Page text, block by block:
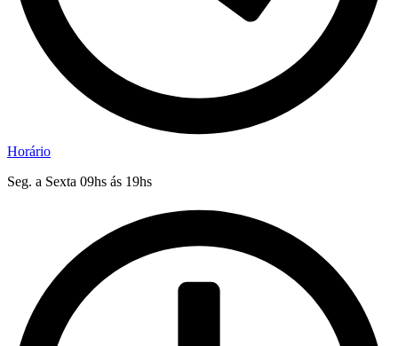
Horário
Seg. a Sexta 09hs ás 19hs